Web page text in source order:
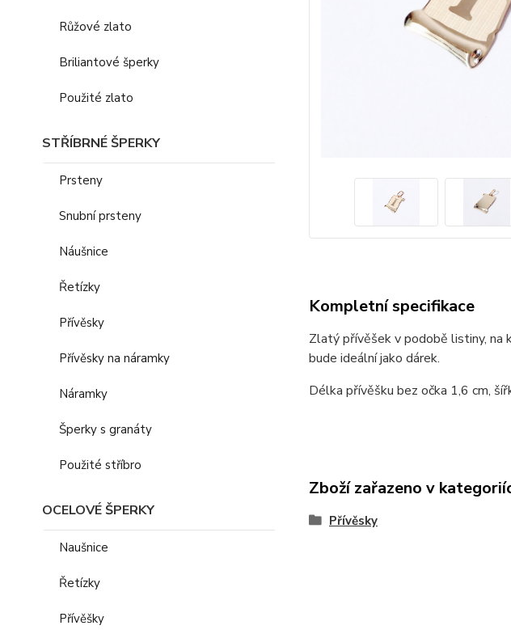
Růžové zlato
Briliantové šperky
Použité zlato
STŘÍBRNÉ ŠPERKY
Prsteny
Snubní prsteny
Náušnice
Řetízky
Přívěsky
Přívěsky na náramky
Náramky
Šperky s granáty
Použité stříbro
OCELOVÉ ŠPERKY
Naušnice
Řetízky
Přívěšky
Kompletní specifikace
Zlatý přívěšek v podobě listiny, na
bude ideální jako dárek.
Délka přívěšku bez očka 1,6 cm,
Zboží zařazeno v
Přívěsky